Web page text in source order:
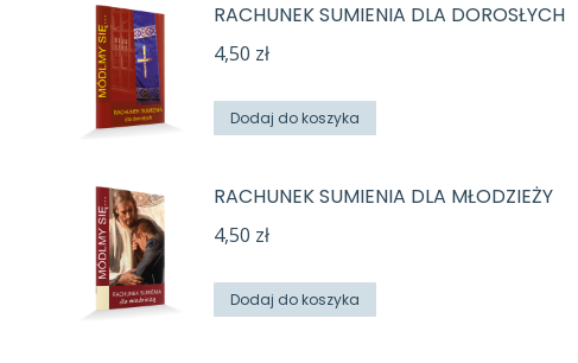
RACHUNEK SUMIENIA DLA DOROSŁYCH
4,50 zł
Dodaj do koszyka
RACHUNEK SUMIENIA DLA MŁODZIEŻY
4,50 zł
Dodaj do koszyka